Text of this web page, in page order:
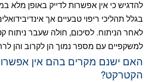
להדגיש כי אין אפשרות לדייק באופן מלא
בגלל תהליכי ריפוי טבעיים אך
לאחר הניתוח. לסיכום, חולה שעבר ניתוח
למשקפיים עם מספר נמוך הן לקרוב והן
האם ישנם מקרים בהם אין
הקטרקט?